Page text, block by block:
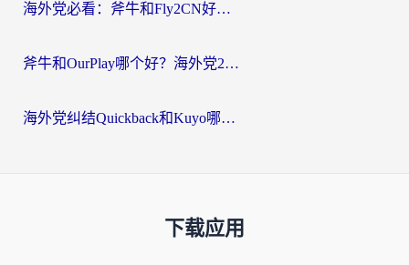
海外党必看：斧牛和Fly2CN好用吗？3招教你选对回国加速器（附免费试用攻略）
斧牛和OurPlay哪个好？海外党2026亲测：选对加速器，国内资源秒加载
海外党纠结Quickback和Kuyo哪个好？选对回国加速器才能无缝刷国内资源
下载应用